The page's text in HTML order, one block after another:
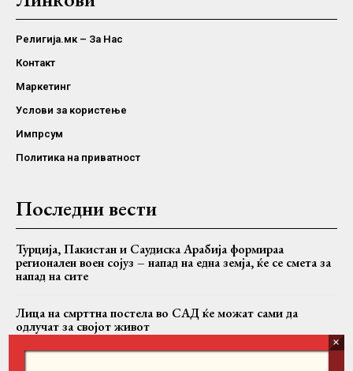
Религија.мк – За Нас
Контакт
Маркетинг
Услови за користење
Импрсум
Политика на приватност
Последни вести
Турција, Пакистан и Саудиска Арабија формираа
регионален воен сојуз – напад на една земја, ќе се смета за
напад на сите
Лица на смрттна постела во САД ќе можат сами да
одлучат за својот живот